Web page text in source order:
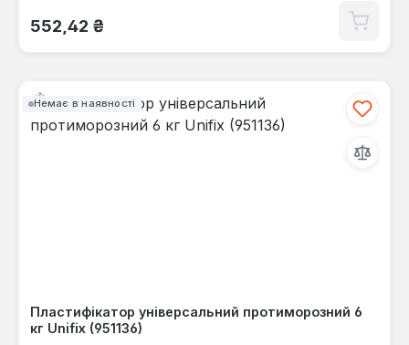
Звичайна ціна:
552,42 ₴
Немає в наявності
Пластифікатор універсальний протиморозний 6
кг Unifix (951136)